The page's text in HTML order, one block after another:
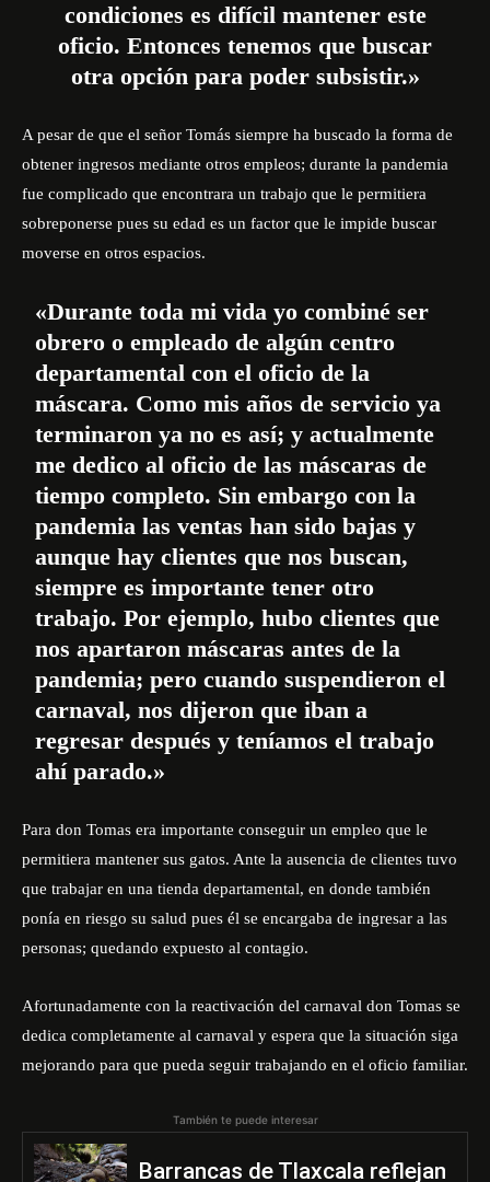
condiciones es difícil mantener este
oficio. Entonces tenemos que buscar
otra opción para poder subsistir.»
A pesar de que el señor Tomás siempre ha buscado la forma de
obtener ingresos mediante otros empleos; durante la pandemia
fue complicado que encontrara un trabajo que le permitiera
sobreponerse pues su edad es un factor que le impide buscar
moverse en otros espacios.
«Durante toda mi vida yo combiné ser
obrero o empleado de algún centro
departamental con el oficio de la
máscara. Como mis años de servicio ya
terminaron ya no es así; y actualmente
me dedico al oficio de las máscaras de
tiempo completo. Sin embargo con la
pandemia las ventas han sido bajas y
aunque hay clientes que nos buscan,
siempre es importante tener otro
trabajo. Por ejemplo, hubo clientes que
nos apartaron máscaras antes de la
pandemia; pero cuando suspendieron el
carnaval, nos dijeron que iban a
regresar después y teníamos el trabajo
ahí parado.»
Para don Tomas era importante conseguir un empleo que le
permitiera mantener sus gatos. Ante la ausencia de clientes tuvo
que trabajar en una tienda departamental, en donde también
ponía en riesgo su salud pues él se encargaba de ingresar a las
personas; quedando expuesto al contagio.
Afortunadamente con la reactivación del carnaval don Tomas se
dedica completamente al carnaval y espera que la situación siga
mejorando para que pueda seguir trabajando en el oficio familiar.
También te puede interesar
Barrancas de Tlaxcala reflejan